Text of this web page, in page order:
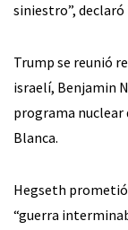
siniestro”, declaró
Trump se reunió
israelí, Benjamin
programa nuclear
Blanca.
Hegseth prometió
“guerra